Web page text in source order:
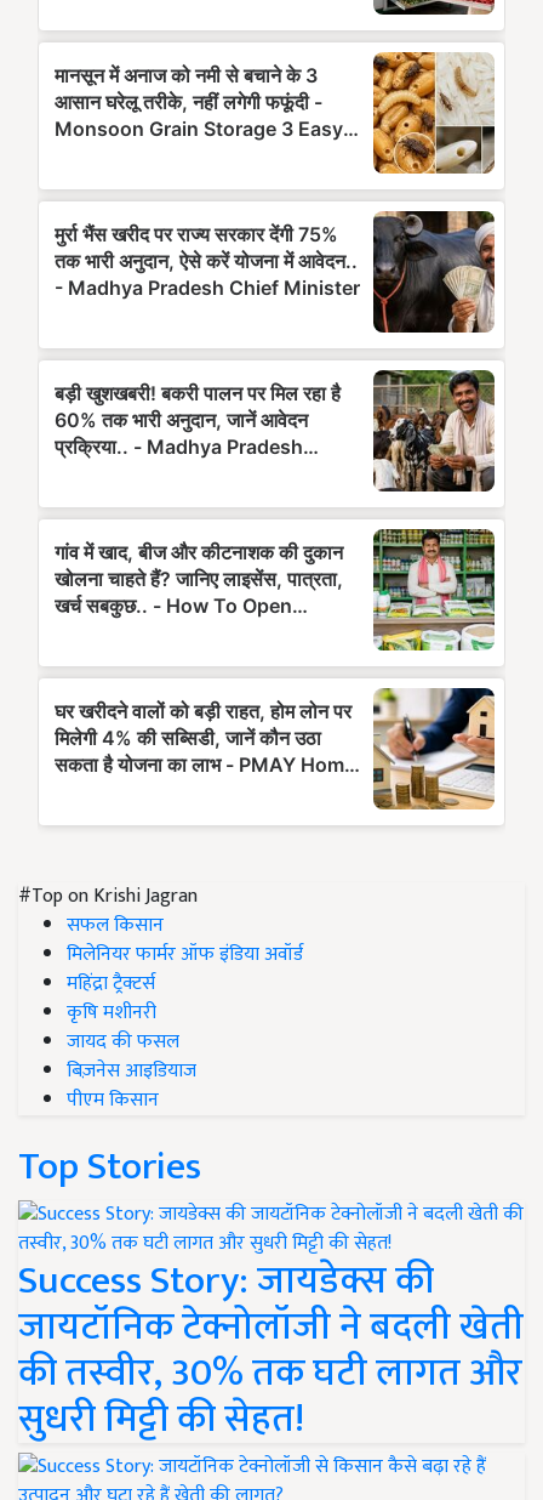
#Top on Krishi Jagran
सफल किसान
मिलेनियर फार्मर ऑफ इंडिया अवॉर्ड
महिंद्रा ट्रैक्टर्स
कृषि मशीनरी
जायद की फसल
बिज़नेस आइडियाज
पीएम किसान
Top Stories
Success Story: जायडेक्स की
जायटॉनिक टेक्नोलॉजी ने बदली खेती
की तस्वीर, 30% तक घटी लागत और
सुधरी मिट्टी की सेहत!